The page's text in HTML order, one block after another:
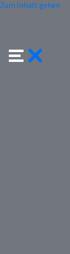
Zum Inhalt gehen